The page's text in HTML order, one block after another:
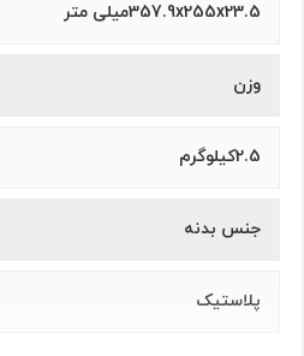
357.9x255x23.5میلی متر
وزن
2.5کیلوگرم
جنس بدنه
پلاستیک